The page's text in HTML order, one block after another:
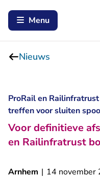
Menu
Nieuws
ProRail en
treffen voor sluiten
Voor definitieve
en Railinfratrust
Arnhem | 14 november